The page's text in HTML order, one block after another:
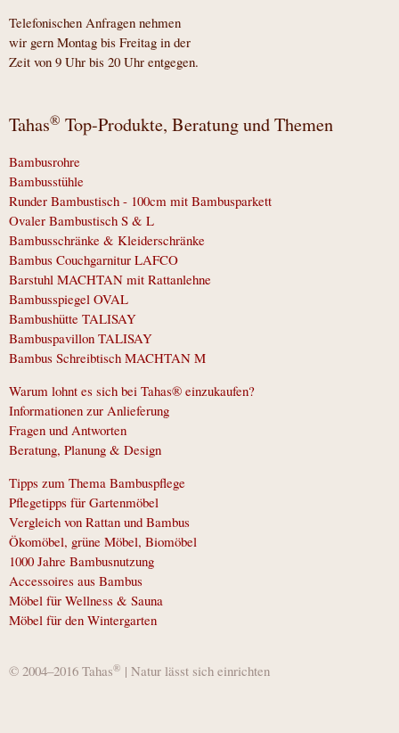
Telefonischen Anfragen nehmen
wir gern Montag bis Freitag in der
Zeit von 9 Uhr bis 20 Uhr entgegen.
Tahas® Top-Produkte, Beratung und Themen
Bambusrohre
Bambusstühle
Runder Bambustisch - 100cm mit Bambusparkett
Ovaler Bambustisch S & L
Bambusschränke & Kleiderschränke
Bambus Couchgarnitur LAFCO
Barstuhl MACHTAN mit Rattanlehne
Bambusspiegel OVAL
Bambushütte TALISAY
Bambuspavillon TALISAY
Bambus Schreibtisch MACHTAN M
Warum lohnt es sich bei Tahas® einzukaufen?
Informationen zur Anlieferung
Fragen und Antworten
Beratung, Planung & Design
Tipps zum Thema Bambuspflege
Pflegetipps für Gartenmöbel
Vergleich von Rattan und Bambus
Ökomöbel, grüne Möbel, Biomöbel
1000 Jahre Bambusnutzung
Accessoires aus Bambus
Möbel für Wellness & Sauna
Möbel für den Wintergarten
© 2004–2016 Tahas® | Natur lässt sich einrichten